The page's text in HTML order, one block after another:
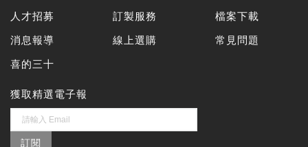
人才招募
消息報導
喜的三十
訂製服務
線上選購
檔案下載
常見問題
獲取精選電子報
訂閱